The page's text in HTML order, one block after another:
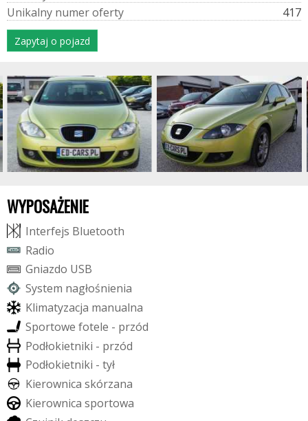
Unikalny numeroferty 417
Zapytaj o pojazd
WYPOSAŻENIE
Interfejs Bluetooth
Radio
Gniazdo USB
System nagłośnienia
Klimatyzacja manualna
Sportowe fotele - przód
Podłokietniki - przód
Podłokietniki - tył
Kierownica skórzana
Kierownica sportowa